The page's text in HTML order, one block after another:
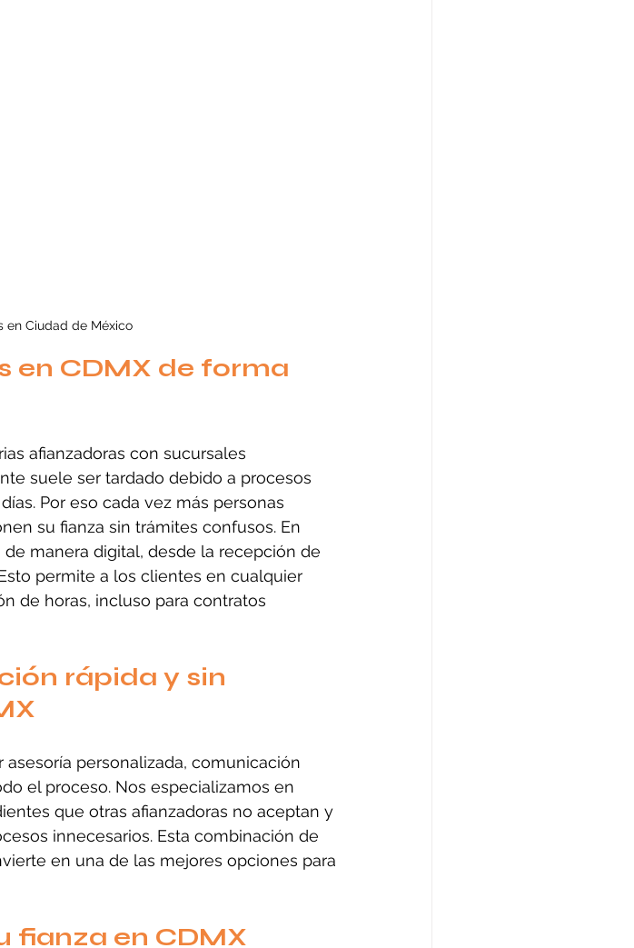
en Ciudad de México
en CDMX de forma
afianzadoras con sucursales
suele ser tardado debido a procesos
Por eso cada vez más personas
su fianza sin trámites confusos. En
manera digital, desde la recepción de
permite a los clientes en cualquier
de horas, incluso para contratos
rápida y sin
asesoría personalizada, comunicación
el proceso. Nos especializamos en
que otras afianzadoras no aceptan y
innecesarios. Esta combinación de
en una de las mejores opciones para
fianza en CDMX